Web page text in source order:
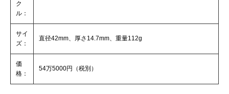
ク
ル：
サイ
ズ：
直径42mm、厚さ14.7mm、重量112g
価
格：
54万5000円（税別）